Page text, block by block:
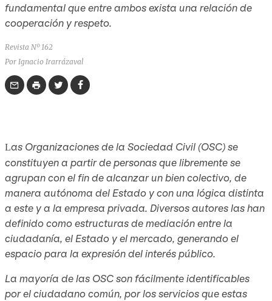
Revista Nº 162
Por Ignacio Irarrázaval
fundamental que entre ambos exista una relación de
cooperación y respeto.
Las Organizaciones de la Sociedad Civil (OSC) se
constituyen a partir de personas que libremente se
agrupan con el fin de alcanzar un bien colectivo, de
manera autónoma del Estado y con una lógica distinta
a este y a la empresa privada. Diversos autores las han
definido como estructuras de mediación entre la
ciudadanía, el Estado y el mercado, generando el
espacio para la expresión del interés público.
La mayoría de las OSC son fácilmente identificables
por el ciudadano común, por los servicios que estas